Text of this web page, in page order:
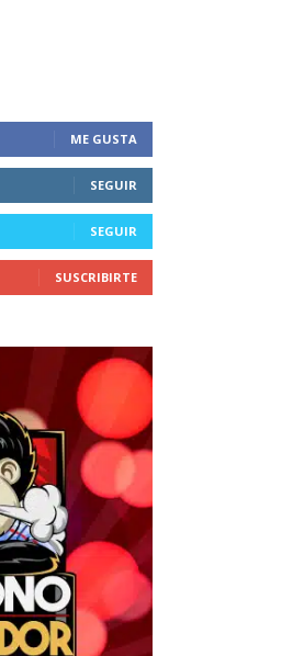
ME GUSTA
SEGUIR
SEGUIR
SUSCRIBIRTE